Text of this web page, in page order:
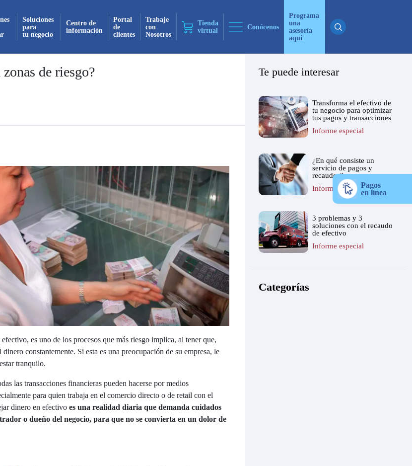
Soluciones
para
tu negocio
Centro de
información
Portal
de
clientes
Trabaje
con
Nosotros
Tienda
virtual
Conócenos
Programa
una
asesoría
aquí
de riesgo?
es uno de los procesos que más riesgo implica, al tener que,
constantemente. Si esta es una preocupación de su empresa, le
tranquilo.
las transacciones financieras pueden hacerse por medios
para quien trabaja en el comercio directo o de retail con el
dinero en efectivo es una realidad diaria que demanda cuidados
o dueño del negocio, para que no se convierta en un dolor de
Te puede interesar
Transforma el efectivo de
tu negocio para optimizar
tus pagos y transacciones
Informe especial
¿En qué consiste un
servicio de pagos y
recaudos?
Informe especial
3 problemas y 3
soluciones con el recaudo
de efectivo
Informe especial
Categorías
Pagos
en línea
exitosamente!
todas nuestras actualizaciones y noticias
tu bandeja de entrada. ¡No te pierdas ninguna